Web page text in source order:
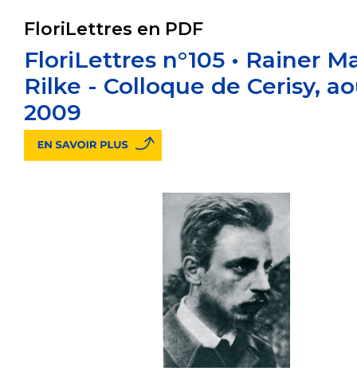
FloriLettres en PDF
FloriLettres n°105 • Rainer
Rilke - Colloque de Cerisy,
2009